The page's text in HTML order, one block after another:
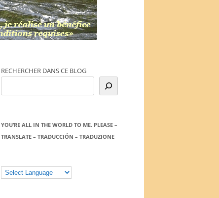
RECHERCHER DANS CE BLOG
YOU’RE ALL IN THE WORLD TO ME. PLEASE –
TRANSLATE – TRADUCCIÓN – TRADUZIONE